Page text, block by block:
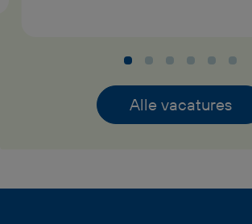
Medewerker Dagdienst krijg je
verantwoordelijkheid,
vanaf je eerste werkdag,
Alle vacatures